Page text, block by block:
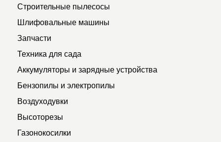
Строительные пылесосы
Шлифовальные машины
Запчасти
Техника для сада
Аккумуляторы и зарядные устройства
Бензопилы и электропилы
Воздуходувки
Высоторезы
Газонокосилки